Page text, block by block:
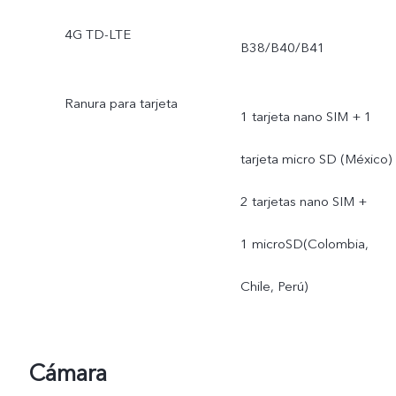
4G TD-LTE
B38/B40/B41
Ranura para tarjeta
1 tarjeta nano SIM + 1
tarjeta micro SD (México)
2 tarjetas nano SIM +
1 microSD(Colombia,
Chile, Perú)
Cámara